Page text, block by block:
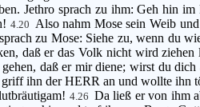
Jethro sprach zu ihm: Geh hin
4.20 Also nahm Mose sein Weib
zu Mose: Siehe zu, wenn du
daß er das Volk nicht wird ziehen
daß er mir diene; wirst du
griff ihn der HERR an und wollte ihn
4.26 Da ließ er von ihm